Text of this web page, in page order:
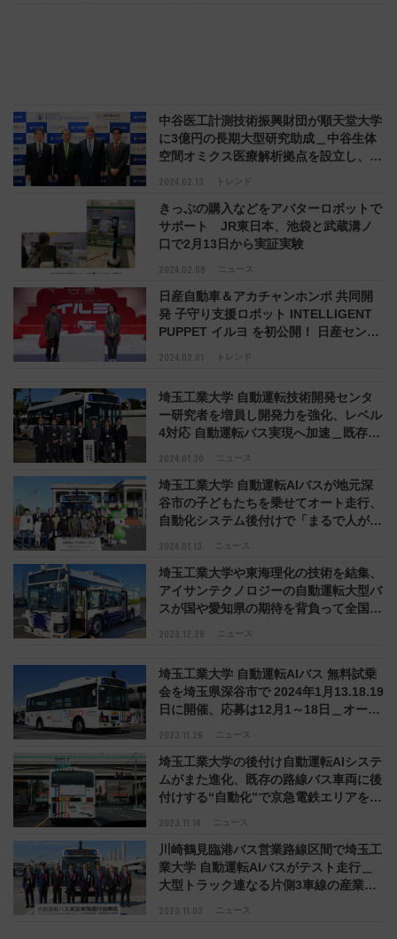
2024.02.13 トレンド
中谷医工計測技術振興財団が順天堂大学
に3億円の長期大型研究助成＿中谷生体
空間オミクス医療解析拠点を設立し、難
2024.02.08 ニュース
きっぷの購入などをアバターロボットで
サポート JR東日本、池袋と武蔵溝ノ
口で2月13日から実証実験
2024.02.01 トレンド
日産自動車＆アカチャンホンポ 共同開
発 子守り支援ロボット INTELLIGENT
PUPPET イルヨ を初公開！ 日産センシ
2024.01.30 ニュース
埼玉工業大学 自動運転技術開発センタ
ー研究者を増員し開発力を強化、レベル
4対応 自動運転バス実現へ加速＿既存バ
目中
2024.01.13 ニュース
埼玉工業大学 自動運転AIバスが地元深
谷市の子どもたちを乗せてオート走行、
自動化システム後付けで「まるで人が運
ざす
2023.12.28 ニュース
埼玉工業大学や東海理化の技術を結集、
アイサンテクノロジーの自動運転大型バ
スが国や愛知県の期待を背負って全国各
2023.11.26 ニュース
埼玉工業大学 自動運転AIバス 無料試乗
会を埼玉県深谷市で 2024年1月13.18.19
日に開催、応募は12月1～18日＿オート
2023.11.14 ニュース
埼玉工業大学の後付け自動運転AIシステ
ムがまた進化、既存の路線バス車両に後
付けする“自動化”で京急電鉄エリアを想
動作して感動」
2023.11.03 ニュース
川崎鶴見臨港バス営業路線区間で埼玉工
業大学 自動運転AIバスがテスト走行＿
大型トラック連なる片側3車線の産業道